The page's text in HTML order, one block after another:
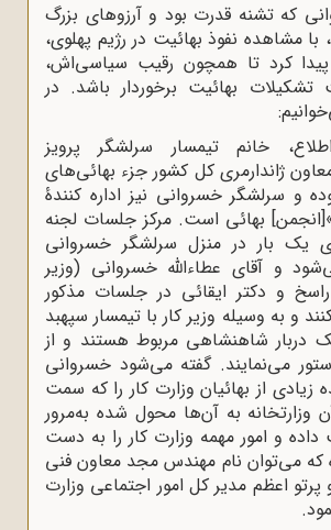
که تشنه قدرت بود و آرزوهای بزرگ
با مشاهده نفوذ بهائیت در رژیم پهلوی،
کرد تا همچون رقیب سیاسی‌اش،
تشکیلات بهائیت برخوردار باشد. در
خانم تیمسار سرلشگر پرویز
ژاندارمری کل کشور جزء بهائی‌های
و سرلشگر خسروانی نیز اداره کنندۀ
بهائی است. مرکز جلسات لجنه
یک بار در منزل سرلشگر خسروانی
و آقای عطاءالله خسروانی (وزیر
و دکتر ایقائی در جلسات مذکور
و به‌ وسیله وزیر کار با تیمسار سپهبد
دربار شاهنشاهی مربوط هستند و از
می‌نمایند. گفته می‌شود خسروانی
زیادی از بهائیان وزارت کار را که سمت
وزارتخانه به آن‌ها محول شده به‌مرور
و امور مهمه وزارت کار را به دست
که می‌توان نام مهندس مجد معاون فنی
پرتو اعظم مدیر کل امور اجتماعی وزارت